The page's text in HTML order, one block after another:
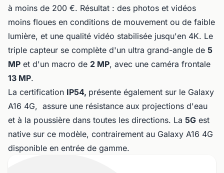
à moins de 200 €. Résultat : des photos et vidéos
moins floues en conditions de mouvement ou de faible
lumière, et une qualité vidéo stabilisée jusqu'en 4K. Le
triple capteur se complète d'un ultra grand-angle de 5
MP et d'un macro de 2 MP, avec une caméra frontale
13 MP.
La certification IP54, présente également sur le Galaxy
A16 4G, assure une résistance aux projections d'eau
et à la poussière dans toutes les directions. La 5G est
native sur ce modèle, contrairement au Galaxy A16 4G
disponible en entrée de gamme.